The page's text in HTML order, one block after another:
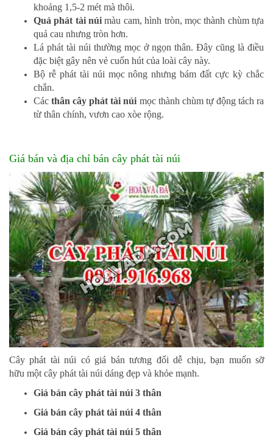
khoảng 1,5-2 mét mà thôi.
Quả phát tài núi màu cam, hình tròn, mọc thành chùm tựa
quả cau nhưng tròn hơn.
Lá phát tài núi thường mọc ở ngọn thân. Đây cũng là điều
đặc biệt gây nên vẻ cuốn hút của loài cây này.
Bộ rễ phát tài núi mọc nông nhưng bám đất cực kỳ chắc
chắn.
Các thân cây phát tài núi mọc thành chùm tự động tách ra
từ thân chính, vươn cao xòe rộng.
Giá bán và địa chỉ bán cây phát tài núi
Cây phát tài núi có giá bán tương đối dễ chịu, bạn muốn sỡ
hữu một cây phát tài núi dáng đẹp và khỏe mạnh.
Giá bán cây phát tài núi 3 thân
Giá bán cây phát tài núi 4 thân
Giá bán cây phát tài núi 5 thân